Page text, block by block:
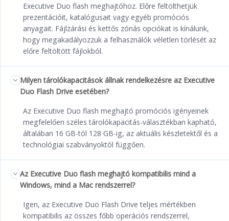
Executive Duo flash meghajtóhoz. Előre feltölthetjük
prezentációit, katalógusait vagy egyéb promóciós
anyagait. Fájlzárási és kettős zónás opciókat is kínálunk,
hogy megakadályozzuk a felhasználók véletlen törlését az
előre feltöltött fájlokból.
Milyen tárolókapacitások állnak rendelkezésre az Executive
Duo Flash Drive esetében?
Az Executive Duo flash meghajtó promóciós igényeinek
megfelelően széles tárolókapacitás-választékban kapható,
általában 16 GB-tól 128 GB-ig, az aktuális készletektől és a
technológiai szabványoktól függően.
Az Executive Duo flash meghajtó kompatibilis mind a
Windows, mind a Mac rendszerrel?
Igen, az Executive Duo Flash Drive teljes mértékben
kompatibilis az összes főbb operációs rendszerrel,